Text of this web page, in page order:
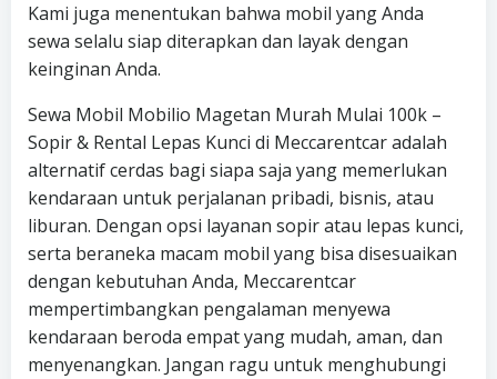
Kami juga menentukan bahwa mobil yang Anda
sewa selalu siap diterapkan dan layak dengan
keinginan Anda.
Sewa Mobil Mobilio Magetan Murah Mulai 100k –
Sopir & Rental Lepas Kunci di Meccarentcar adalah
alternatif cerdas bagi siapa saja yang memerlukan
kendaraan untuk perjalanan pribadi, bisnis, atau
liburan. Dengan opsi layanan sopir atau lepas kunci,
serta beraneka macam mobil yang bisa disesuaikan
dengan kebutuhan Anda, Meccarentcar
mempertimbangkan pengalaman menyewa
kendaraan beroda empat yang mudah, aman, dan
menyenangkan. Jangan ragu untuk menghubungi